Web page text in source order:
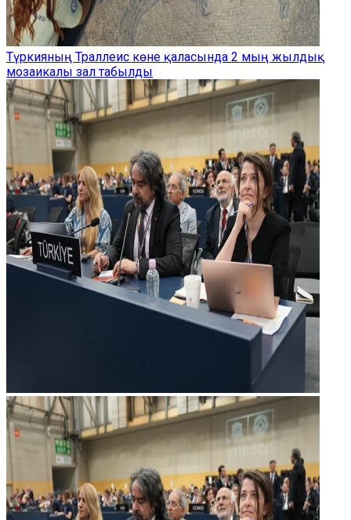
Түркияның Траллеис көне қаласында 2 мың жылдық
мозаикалы зал табылды